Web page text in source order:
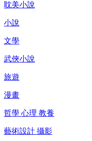
耽美小說
小說
文學
武俠小說
旅遊
漫畫
哲學 心理 教養
藝術設計 攝影